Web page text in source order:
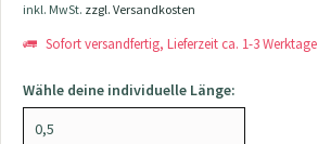
inkl. MwSt. zzgl. Versandkosten
Sofort versandfertig, Lieferzeit ca. 1-3 Werktage
Wähle deine individuelle Länge: